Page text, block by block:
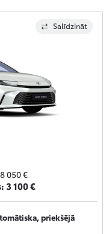
Salīdzināt
050 €
3 100 €
priekšējā